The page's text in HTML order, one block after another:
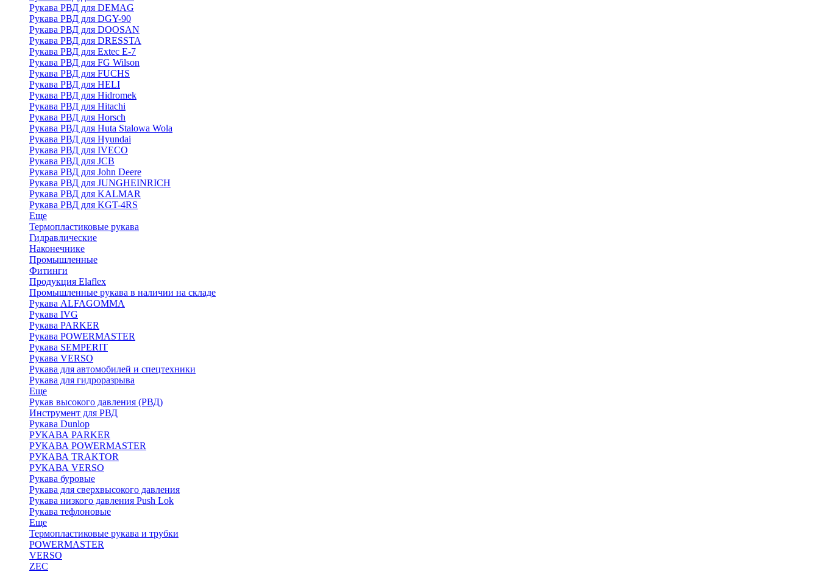
Рукава РВД для DEMAG
Рукава РВД для DGY-90
Рукава РВД для DOOSAN
Рукава РВД для DRESSTA
Рукава РВД для Extec E-7
Рукава РВД для FG Wilson
Рукава РВД для FUCHS
Рукава РВД для HELI
Рукава РВД для Hidromek
Рукава РВД для Hitachi
Рукава РВД для Horsch
Рукава РВД для Huta Stalowa Wola
Рукава РВД для Hyundai
Рукава РВД для IVECO
Рукава РВД для JCB
Рукава РВД для John Deere
Рукава РВД для JUNGHEINRICH
Рукава РВД для KALMAR
Рукава РВД для KGT-4RS
Еще
Термопластиковые рукава
Гидравлические
Наконечнике
Промышленные
Фитинги
Продукция Elaflex
Промышленные рукава в наличии на складе
Рукава ALFAGOMMA
Рукава IVG
Рукава PARKER
Рукава POWERMASTER
Рукава SEMPERIT
Рукава VERSO
Рукава для автомобилей и спецтехники
Рукава для гидроразрыва
Еще
Рукав высокого давления (РВД)
Инструмент для РВД
Рукава Dunlop
РУКАВА PARKER
РУКАВА POWERMASTER
РУКАВА TRAKTOR
РУКАВА VERSO
Рукава буровые
Рукава для сверхвысокого давления
Рукава низкого давления Push Lok
Рукава тефлоновые
Еще
Термопластиковые рукава и трубки
POWERMASTER
VERSO
ZEC